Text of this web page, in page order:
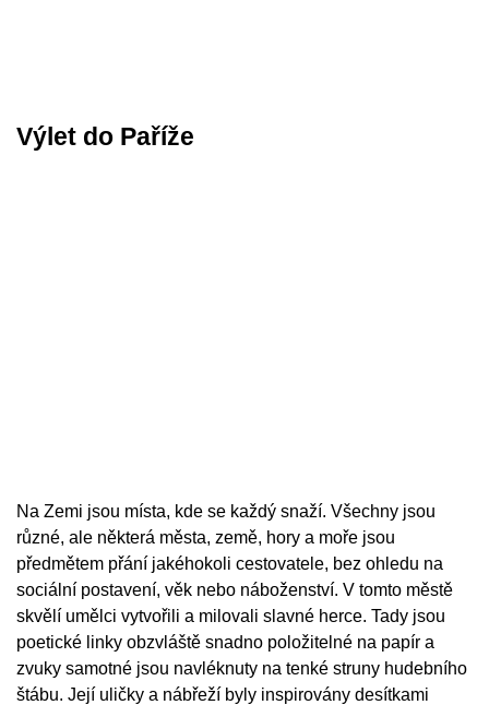
Výlet do Paříže
Na Zemi jsou místa, kde se každý snaží. Všechny jsou
různé, ale některá města, země, hory a moře jsou
předmětem přání jakéhokoli cestovatele, bez ohledu na
sociální postavení, věk nebo náboženství. V tomto městě
skvělí umělci vytvořili a milovali slavné herce. Tady jsou
poetické linky obzvláště snadno položitelné na papír a
zvuky samotné jsou navléknuty na tenké struny hudebního
štábu. Její uličky a nábřeží byly inspirovány desítkami